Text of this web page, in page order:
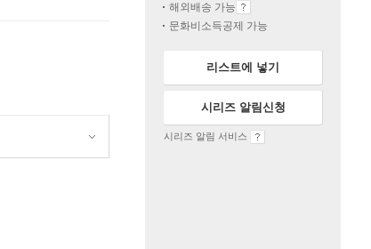
해외배송 가능
문화비소득공제 가능
리스트에 넣기
시리즈 알림신청
시리즈 알림 서비스